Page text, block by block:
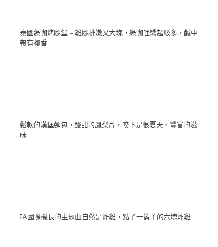
泰國綠咖烤腿堡 – 雞腿排嫩又大塊，綠咖哩醬超級多，鹹中
帶有椰香
鬆軟的漢堡麵包，酸甜的鳳梨片，咬下是很夏天、豐富的滋
味
IA國際機長的主題曲自然是炸雞，點了一籃子的六塊炸雞